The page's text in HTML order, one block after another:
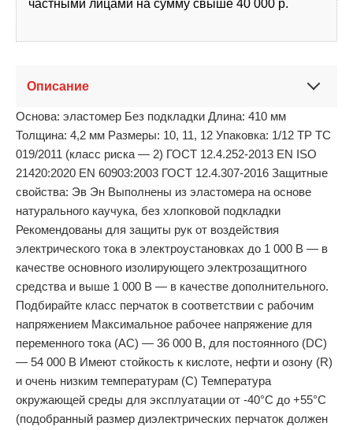
частными лицами на сумму свыше 40 000 р.
Описание
Основа: эластомер Без подкладки Длина: 410 мм
Толщина: 4,2 мм Размеры: 10, 11, 12 Упаковка: 1/12 ТР ТС
019/2011 (класс риска — 2) ГОСТ 12.4.252-2013 EN ISO
21420:2020 EN 60903:2003 ГОСТ 12.4.307-2016 Защитные
свойства: Эв Эн Выполнены из эластомера на основе
натурального каучука, без хлопковой подкладки
Рекомендованы для защиты рук от воздействия
электрического тока в электроустановках до 1 000 В — в
качестве основного изолирующего электрозащитного
средства и выше 1 000 В — в качестве дополнительного.
Подбирайте класс перчаток в соответствии с рабочим
напряжением Максимальное рабочее напряжение для
переменного тока (AC) — 36 000 В, для постоянного (DC)
— 54 000 В Имеют стойкость к кислоте, нефти и озону (R)
и очень низким температурам (C) Температура
окружающей среды для эксплуатации от -40°C до +55°C
(подобранный размер диэлектрических перчаток должен